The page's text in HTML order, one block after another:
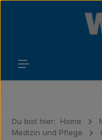
Zum Hauptinhalt
Du bist hier: Home
Medizin und Pflege